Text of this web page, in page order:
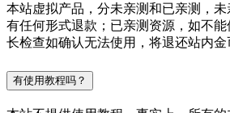
本站虚拟产品，分未亲测和已亲测，
有任何形式退款；已亲测资源，如不
长检查如确认无法使用，将退还站内金
有使用教程吗？